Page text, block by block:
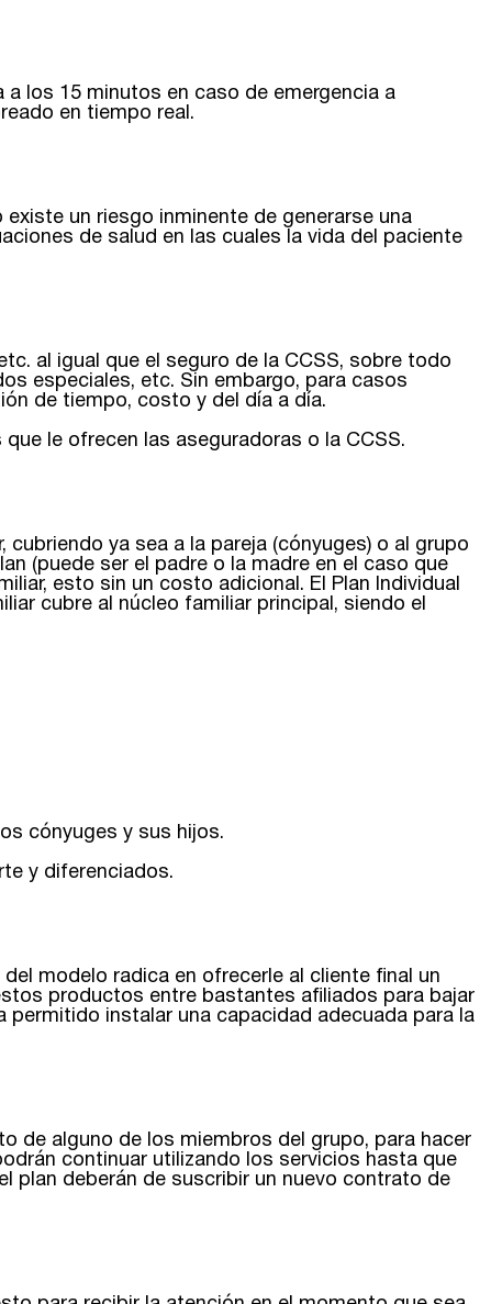
los 15 minutos en caso de emergencia a
en tiempo real.
un riesgo inminente de generarse una
de salud en las cuales la vida del paciente
al igual que el seguro de la CCSS, sobre todo
especiales, etc. Sin embargo, para casos
de tiempo, costo y del día a día.
le ofrecen las aseguradoras o la CCSS.
ya sea a la pareja (cónyuges) o al grupo
(puede ser el padre o la madre en el caso que
esto sin un costo adicional. El Plan Individual
cubre al núcleo familiar principal, siendo el
cónyuges y sus hijos.
y diferenciados.
modelo radica en ofrecerle al cliente final un
productos entre bastantes afiliados para bajar
instalar una capacidad adecuada para la
de alguno de los miembros del grupo, para hacer
continuar utilizando los servicios hasta que
plan deberán de suscribir un nuevo contrato de